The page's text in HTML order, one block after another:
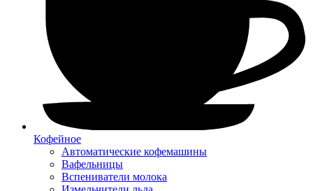
Кофейное
Автоматические кофемашины
Вафельницы
Вспениватели молока